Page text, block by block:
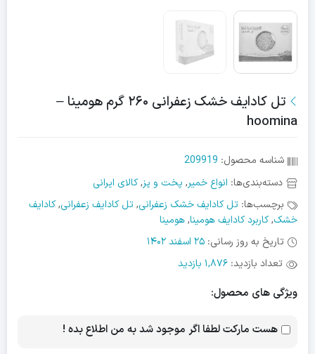
تل کادایف خشک زعفرانی ۲۶۰ گرم هومینا –
hoomina
شناسه محصول: 209919
دسته‌بندی‌ها: انواع خمیر, پخت و پز,کالای ایرانی
برچسب‌ها: تل کادایف خشک زعفرانی,تل کادایف زعفرانی,کادایف
خشک,کاربرد کادایف هومینا,هومینا
تاریخ به روز رسانی: 25 اسفند 1402
تعداد بازدید: 1,876 بازدید
ویژگی های محصول:
هست مارکت لطفا اگر موجود شد به من اطلاع بده !